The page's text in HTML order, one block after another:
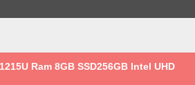
Ram 8GB SSD256GB Intel UHD